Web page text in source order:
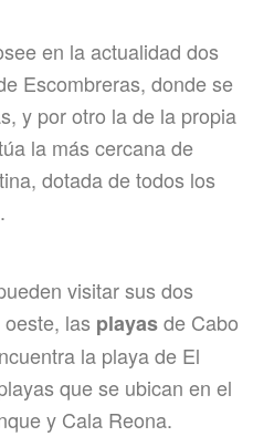
en la actualidad dos
Escombreras, donde se
y por otro la de la propia
la más cercana de
dotada de todos los
visitar sus dos
las playasde Cabo
la playa de El
que se ubican en el
y Cala Reona.